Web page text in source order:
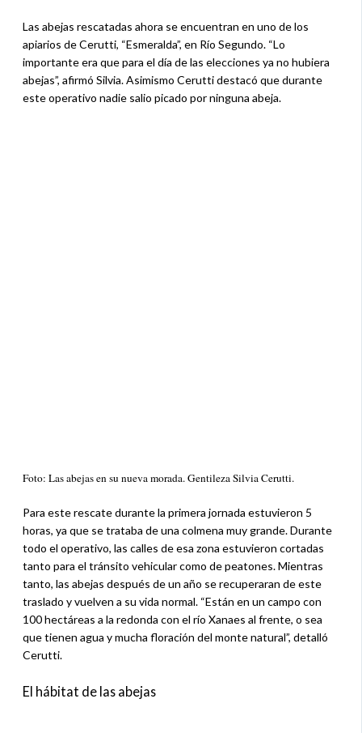
Las abejas rescatadas ahora se encuentran en uno de los
apiarios de Cerutti, “Esmeralda”, en Río Segundo. “Lo
importante era que para el día de las elecciones ya no hubiera
abejas”, afirmó Silvia. Asimismo Cerutti destacó que durante
este operativo nadie salio picado por ninguna abeja.
Foto: Las abejas en su nueva morada. Gentileza Silvia Cerutti.
Para este rescate durante la primera jornada estuvieron 5
horas, ya que se trataba de una colmena muy grande. Durante
todo el operativo, las calles de esa zona estuvieron cortadas
tanto para el tránsito vehicular como de peatones. Mientras
tanto, las abejas después de un año se recuperaran de este
traslado y vuelven a su vida normal. “Están en un campo con
100 hectáreas a la redonda con el río Xanaes al frente, o sea
que tienen agua y mucha floración del monte natural”, detalló
Cerutti.
El hábitat de las abejas